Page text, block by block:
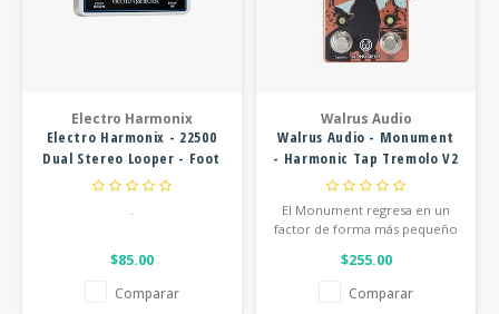
Electro Harmonix
Electro Harmonix - 22500
Dual Stereo Looper - Foot
Controller
$85.00
Comparar
Walrus Audio
Walrus Audio - Monument
- Harmonic Tap Tremolo V2
El Monument regresa en un
factor de forma más pequeño
como el control de expresión
asignable y el aumento de
velocidad.
$255.00
Comparar